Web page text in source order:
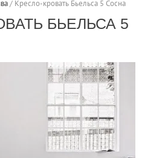
/ Кресло-кровать Бьельса 5 Сосна
БЬЕЛЬСА 5